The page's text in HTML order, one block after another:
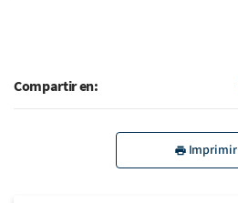
Compartir en:
Imprimir